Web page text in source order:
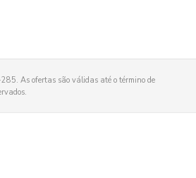
As ofertas são válidas até o término de